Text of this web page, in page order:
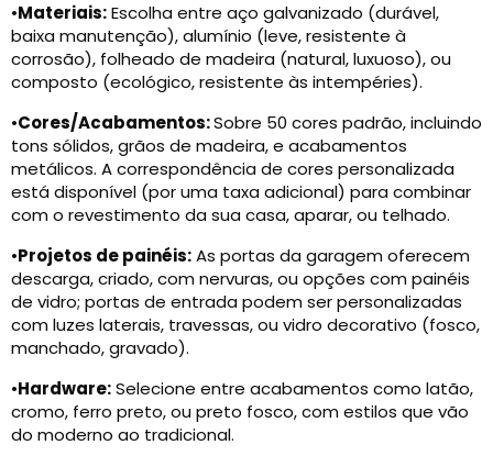
•Materiais:Escolha entre aço galvanizado (durável,
baixa manutenção), alumínio (leve, resistente à
corrosão), folheado de madeira (natural, luxuoso), ou
composto (ecológico, resistente às intempéries).
•Cores/Acabamentos:Sobre 50 cores padrão, incluindo
tons sólidos, grãos de madeira, e acabamentos
metálicos. A correspondência de cores personalizada
está disponível (por uma taxa adicional) para combinar
com o revestimento da sua casa, aparar, ou telhado.
•Projetos de painéis:As portas da garagem oferecem
descarga, criado, com nervuras, ou opções com painéis
de vidro; portas de entrada podem ser personalizadas
com luzes laterais, travessas, ou vidro decorativo (fosco,
manchado, gravado).
•Hardware:Selecione entre acabamentos como latão,
cromo, ferro preto, ou preto fosco, com estilos que vão
do moderno ao tradicional.